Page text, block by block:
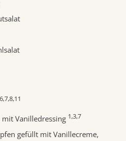
Vanilledressing 1,3,7
gefüllt mit Vanillecreme,